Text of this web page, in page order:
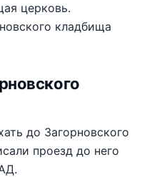
церковь.
кладбища
до Загорновского
проезд до него